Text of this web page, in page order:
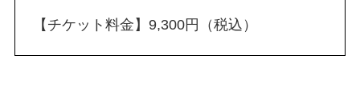
【チケット料金】9,300円（税込）